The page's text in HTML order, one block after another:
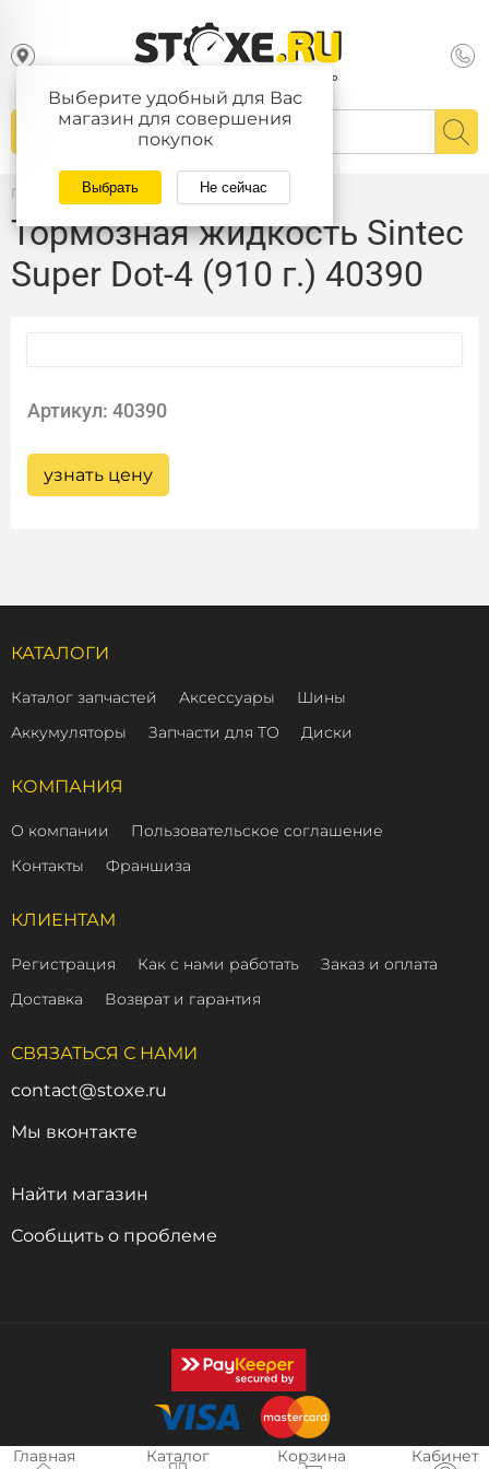
Выберите удобный для Вас
магазин для совершения
покупок
Выбрать Не сейчас
Главная / Каталог
Тормозная жидкость Sintec
Super Dot-4 (910 г.) 40390
Артикул: 40390
узнать цену
КАТАЛОГИ
Каталог запчастей Аксессуары
Шины
Аккумуляторы
Запчасти для ТО Диски
КОМПАНИЯ
О компании
Пользовательское соглашение
Контакты
Франшиза
КЛИЕНТАМ
Регистрация Как с нами работать
Заказ и оплата
Доставка
Возврат и гарантия
СВЯЗАТЬСЯ С НАМИ
contact@stoxe.ru
Мы вконтакте
Найти магазин
Сообщить о проблеме
Главная Каталог Корзина Кабинет